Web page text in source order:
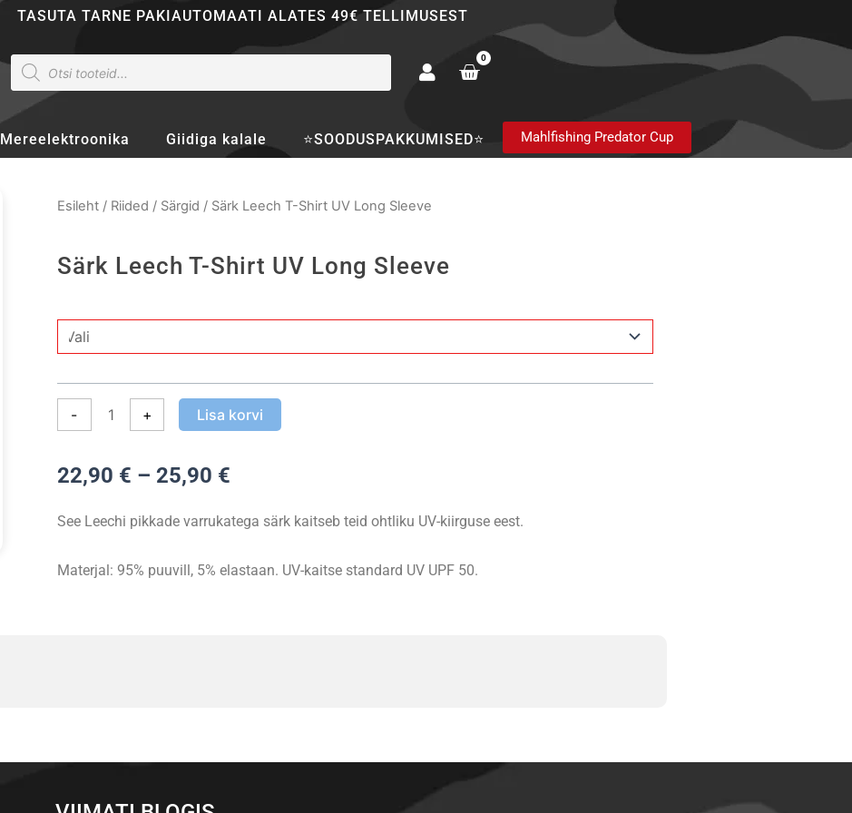
TASUTA TARNE PAKIAUTOMAATI ALATES 49€ TELLIMUSEST
Products
search
0
Cart
Mereelektroonika Giidiga kalale ⭐SOODUSPAKKUMISED⭐ Mahlfishing Predator Cup
Esileht/ Riided / Särgid / Särk Leech T-Shirt UV Long Sleeve
Särk Leech T-Shirt UV Long Sleeve
-
Särk
Leech
UV
Sleeve
kogus
+ Lisa korvi
22,90 € – 25,90 €Hinnavahemik:
kuni
See Leechi pikkade varrukatega särk kaitseb teid ohtliku UV-kiirguse eest.
Materjal: 95% puuvill, 5% elastaan. UV-kaitse standard UV UPF 50.